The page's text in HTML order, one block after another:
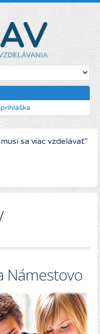
sa viac vzdelávať."
Námestovo